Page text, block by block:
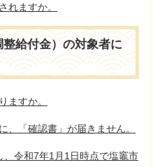
ますか。
給付金）の対象者に
すか。
「確認書」が届きません。
令和7年1月1日時点で塩竈市